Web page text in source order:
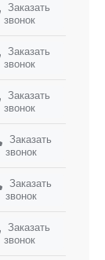
Заказать
звонок
Заказать
звонок
Заказать
звонок
Заказать
звонок
Заказать
звонок
Заказать
звонок